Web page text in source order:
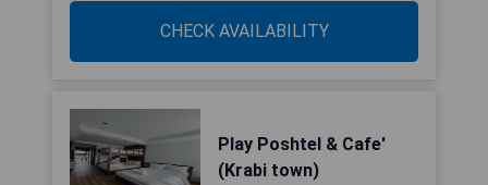
CHECK AVAILABILITY
Play Poshtel & Cafe'
(Krabi town)